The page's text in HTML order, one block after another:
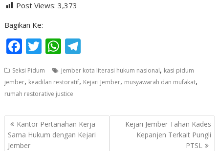
Post Views: 3,373
Bagikan Ke:
F
e
b
o
o
k
T
itt
er
W
at
s
A
p
p
e
gr
a
m
Seksi Pidum jember kota literasi hukum nasional, kasi pidum
jember, keadilan restoratif, Kejari Jember, musyawarah dan mufakat,
rumah restorative justice
Navigasi
pos
Kantor Pertanahan Kerja
Sama Hukum dengan Kejari
Jember
Kejari Jember Tahan Kades
Kepanjen Terkait Pungli
PTSL